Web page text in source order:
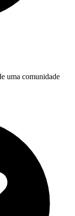
uma comunidade